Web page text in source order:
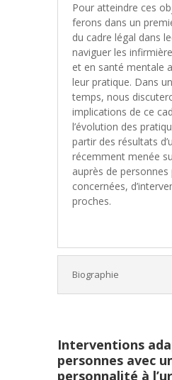
Pour atteindre ces
ferons dans un
du cadre légal dans
naviguer les
et en santé mentale
leur pratique. Dans
temps, nous
implications de ce
l’évolution des
partir des résultats
récemment menée
auprès de personnes
concernées,
proches.
Biographie
Interventions
personnes avec
personnalité à